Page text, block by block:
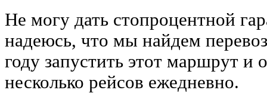
Не могу дать стопроцентной
надеюсь, что мы найдем
году запустить этот маршрут и
несколько рейсов ежедневно.